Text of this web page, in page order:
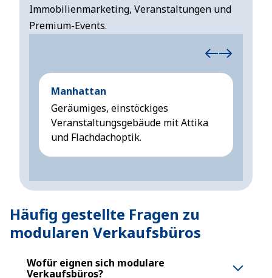
Immobilienmarketing, Veranstaltungen und
Premium-Events.
Manhattan
Geräumiges, einstöckiges
Veranstaltungsgebäude mit Attika
und Flachdachoptik.
Häufig gestellte Fragen zu
modularen Verkaufsbüros
Wofür eignen sich modulare
Verkaufsbüros?